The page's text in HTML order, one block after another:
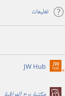
تعليمات
JW Hub (يفتح